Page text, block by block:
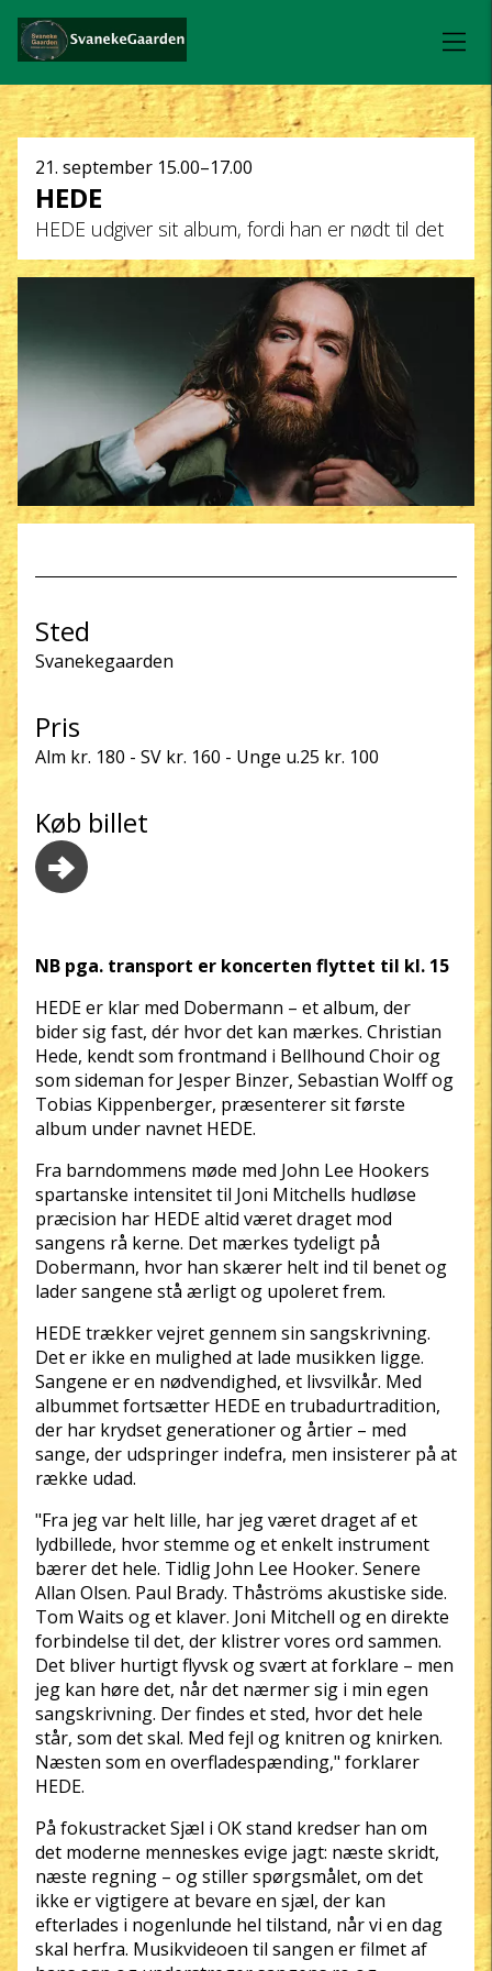
Dato
og
klokkeslæt
21. september 15.00–17.00
HEDE
HEDE udgiver sit album, fordi han er nødt til det
NB pga. transport er koncerten flyttet til kl. 15
HEDE er klar med Dobermann – et album, der
bider sig fast, dér hvor det kan mærkes. Christian
Hede, kendt som frontmand i Bellhound Choir og
som sideman for Jesper Binzer, Sebastian Wolff og
Tobias Kippenberger, præsenterer sit første
album under navnet HEDE.
Fra barndommens møde med John Lee Hookers
spartanske intensitet til Joni Mitchells hudløse
præcision har HEDE altid været draget mod
sangens rå kerne. Det mærkes tydeligt på
Dobermann, hvor han skærer helt ind til benet og
lader sangene stå ærligt og upoleret frem.
HEDE trækker vejret gennem sin sangskrivning.
Det er ikke en mulighed at lade musikken ligge.
Sangene er en nødvendighed, et livsvilkår. Med
albummet fortsætter HEDE en trubadurtradition,
der har krydset generationer og årtier – med
sange, der udspringer indefra, men insisterer på at
række udad.
"Fra jeg var helt lille, har jeg været draget af et
lydbillede, hvor stemme og et enkelt instrument
bærer det hele. Tidlig John Lee Hooker. Senere
Allan Olsen. Paul Brady. Thåströms akustiske side.
Tom Waits og et klaver. Joni Mitchell og en direkte
forbindelse til det, der klistrer vores ord sammen.
Det bliver hurtigt flyvsk og svært at forklare – men
jeg kan høre det, når det nærmer sig i min egen
sangskrivning. Der findes et sted, hvor det hele
står, som det skal. Med fejl og knitren og knirken.
Næsten som en overfladespænding," forklarer
HEDE.
På fokustracket Sjæl i OK stand kredser han om
det moderne menneskes evige jagt: næste skridt,
næste regning – og stiller spørgsmålet, om det
ikke er vigtigere at bevare en sjæl, der kan
efterlades i nogenlunde hel tilstand, når vi en dag
skal herfra. Musikvideoen til sangen er filmet af
Sted
Svanekegaarden
Pris
Alm kr. 180 - SV kr. 160 - Unge u.25 kr. 100
Køb billet